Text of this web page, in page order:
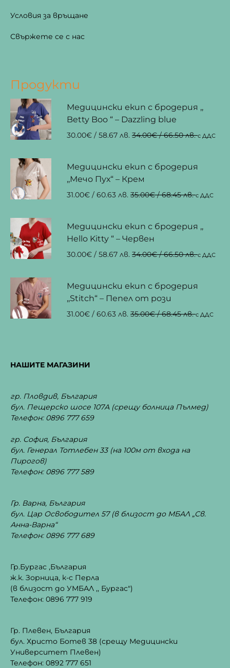
Условия за връщане
Свържете се с нас
Продукти
Медицински екип с бродерия ,,
Betty Boo “ – Dazzling blue
30.00€ / 58.67 лв. 34.00€/ 66.50 лв.с ДДС
Медицински екип с бродерия
,,Мечо Пух“ – Крем
31.00€ / 60.63 лв. 35.00€/ 68.45 лв.с ДДС
Медицински екип с бродерия ,,
Hello Kitty “ – Червен
30.00€ / 58.67 лв. 34.00€/ 66.50 лв.с ДДС
Медицински екип с бродерия
,,Stitch“ – Пепел от рози
31.00€ / 60.63 лв. 35.00€/ 68.45 лв.с ДДС
НАШИТЕ МАГАЗИНИ
гр. Пловдив, България
бул. Пещерско шосе 107А (срещу болница Пълмед)
Телефон: 0896 777 659
гр. София, България
бул. Генерал Тотлебен 33(на 100м от входа на
Пирогов)
Телефон: 0896 777 589
Гр. Варна, България
бул. Цар Освободител 57 (в близост до МБАЛ „Св.
Анна-Варна“
Телефон: 0896 777 689
Гр.Бургас ,България
ж.к. Зорница, к-с Перла
(в близост до УМБАЛ ,, Бургас")
Телефон: 0896 777 919
Гр. Плевен, България
бул. Христо Ботев 38 (срещу Медицински
Университет Плевен)
Телефон: 0892 777 651